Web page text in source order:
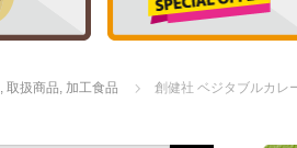
, 取扱商品, 加工食品 創健社 ベジタブルカレ